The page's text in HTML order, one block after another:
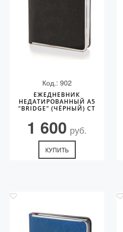
Код.: 902
ЕЖЕДНЕВНИК
НЕДАТИРОВАННЫЙ А5
"BRIDGE" (ЧЁРНЫЙ) CT
1 600 руб.
КУПИТЬ
Подарочные сертификаты